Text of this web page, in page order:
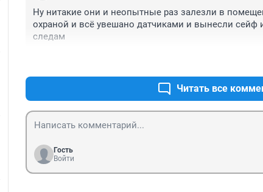
Ну нитакие они и неопытные раз залезли в
охраной и всё увешано датчиками и вынесли сейф
следам
Читать все
Гость
Войти